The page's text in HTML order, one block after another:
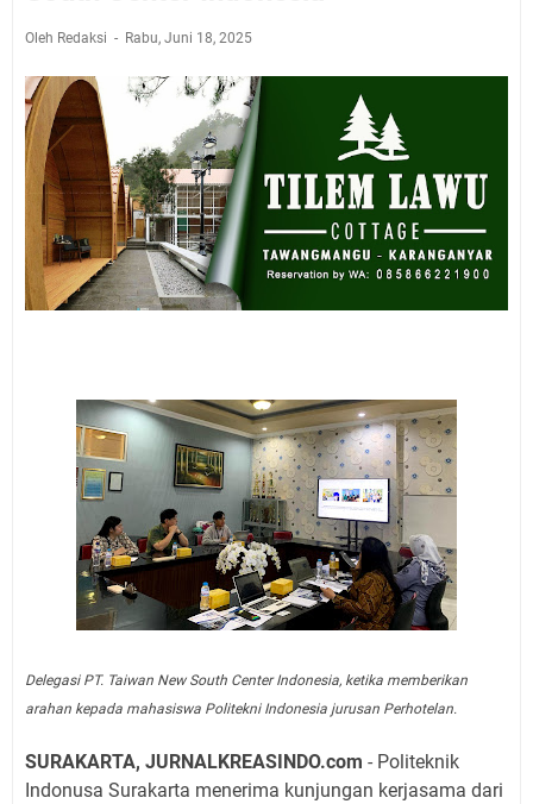
Oleh Redaksi Rabu, Juni 18, 2025
Delegasi PT. Taiwan New South Center Indonesia, ketika memberikan
arahan kepada mahasiswa Politekni Indonesia jurusan Perhotelan.
SURAKARTA, JURNALKREASINDO.com - Politeknik
Indonusa Surakarta menerima kunjungan kerjasama dari